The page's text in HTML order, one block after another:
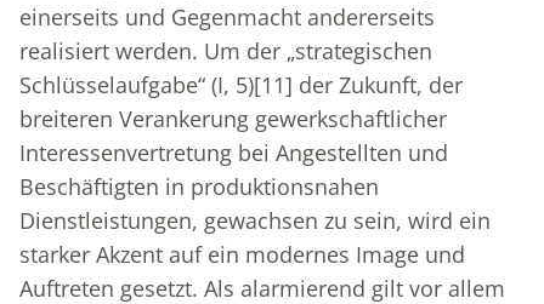
einerseits und Gegenmacht andererseits
realisiert werden. Um der „strategischen
Schlüsselaufgabe“ (I, 5)[11] der Zukunft, der
breiteren Verankerung gewerkschaftlicher
Interessenvertretung bei Angestellten und
Beschäftigten in produktionsnahen
Dienstleistungen, gewachsen zu sein, wird ein
starker Akzent auf ein modernes Image und
Auftreten gesetzt. Als alarmierend gilt vor allem